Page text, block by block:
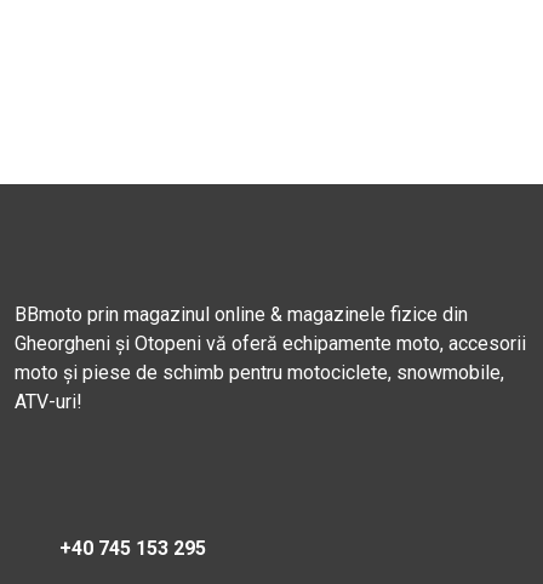
BBmoto prin magazinul online & magazinele fizice din
Gheorgheni și Otopeni vă oferă echipamente moto, accesorii
moto și piese de schimb pentru motociclete, snowmobile,
ATV-uri!
+40 745 153 295